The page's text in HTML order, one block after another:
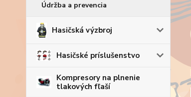
Údržba a prevencia
Hasičská výzbroj
Hasičské príslušenstvo
Kompresory na plnenie
tlakových fľaší